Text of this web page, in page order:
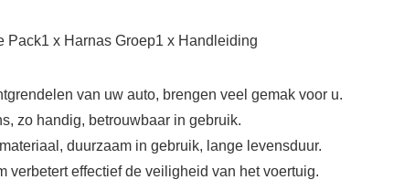
Pack1 x Harnas Groep1 x Handleiding
van uw auto, brengen veel gemak voor u.
zo handig, betrouwbaar in gebruik.
duurzaam in gebruik, lange levensduur.
verbetert effectief de veiligheid van het voertuig.